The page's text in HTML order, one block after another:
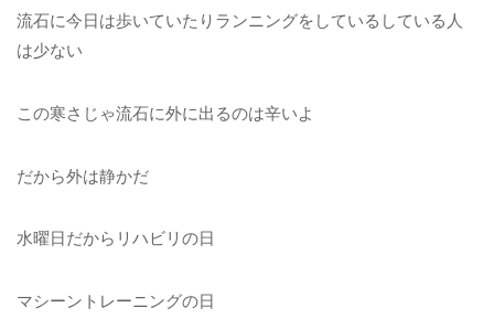
流石に今日は歩いていたりランニングをしているしている人
は少ない
この寒さじゃ流石に外に出るのは辛いよ
だから外は静かだ
水曜日だからリハビリの日
マシーントレーニングの日